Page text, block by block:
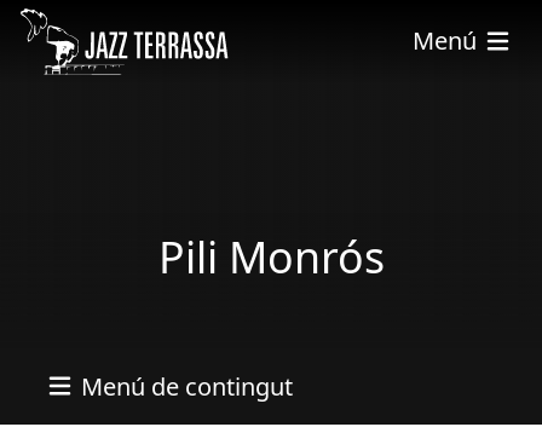
Skip to main content
Menú
Pili Monrós
Menú de contingut